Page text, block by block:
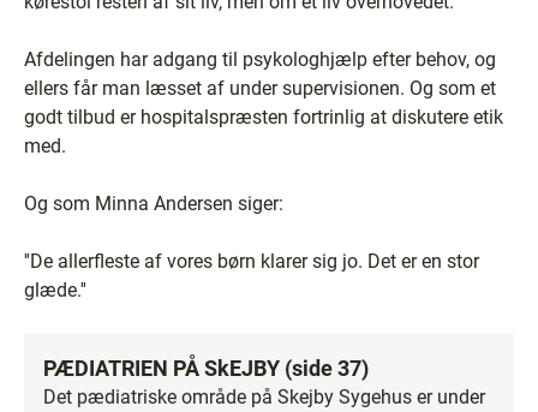
Afdelingen har adgang til psykologhjælp efter behov, og
ellers får man læsset af under supervisionen. Og som et
godt tilbud er hospitalspræsten fortrinlig at diskutere etik
med.
Og som Minna Andersen siger:
''De allerfleste af vores børn klarer sig jo. Det er en stor
glæde.''
PÆDIATRIEN PÅ SkEJBY (side 37)
Det pædiatriske område på Skejby Sygehus er under